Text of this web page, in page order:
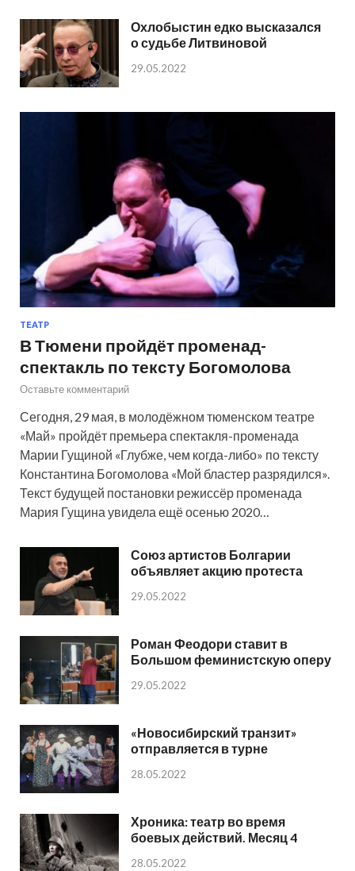
Охлобыстин едко высказался
о судьбе Литвиновой
29.05.2022
ТЕАТР
В Тюмени пройдёт променад-
спектакль по тексту Богомолова
Оставьте комментарий
Сегодня, 29 мая, в молодёжном тюменском театре
«Май» пройдёт премьера спектакля-променада
Марии Гущиной «Глубже, чем когда-либо» по тексту
Константина Богомолова «Мой бластер разрядился».
Текст будущей постановки режиссёр променада
Мария Гущина увидела ещё осенью 2020…
Союз артистов Болгарии
объявляет акцию протеста
29.05.2022
Роман Феодори ставит в
Большом феминистскую оперу
29.05.2022
«Новосибирский транзит»
отправляется в турне
28.05.2022
Хроника: театр во время
боевых действий. Месяц 4
28.05.2022